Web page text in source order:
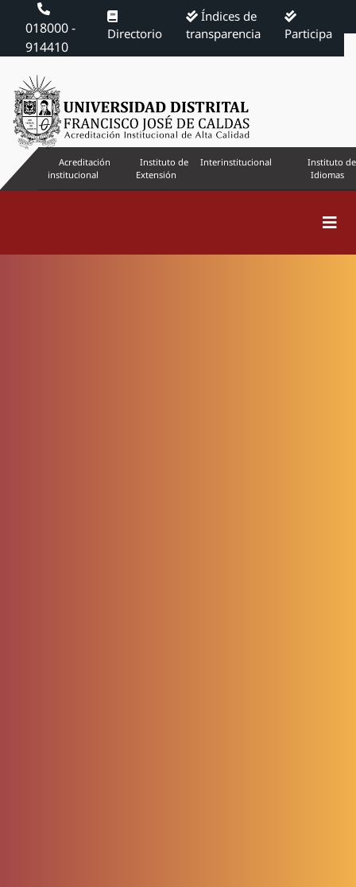
018000 -
914410
Directorio
Índices de
transparencia
Participa
Acreditación
institucional
Instituto de
Extensión
Interinstitucional
Instituto de
Idiomas